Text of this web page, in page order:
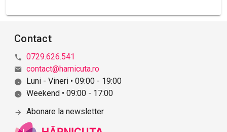
Contact
0729.626.541
contact@harnicuta.ro
Luni - Vineri • 09:00 - 19:00
Weekend • 09:00 - 17:00
Abonare la newsletter